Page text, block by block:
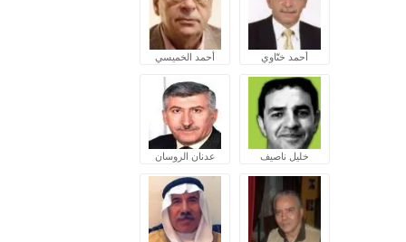
أحمد ختّاوي أحمد الخميسي
خليل ناصيف عدنان الروسان